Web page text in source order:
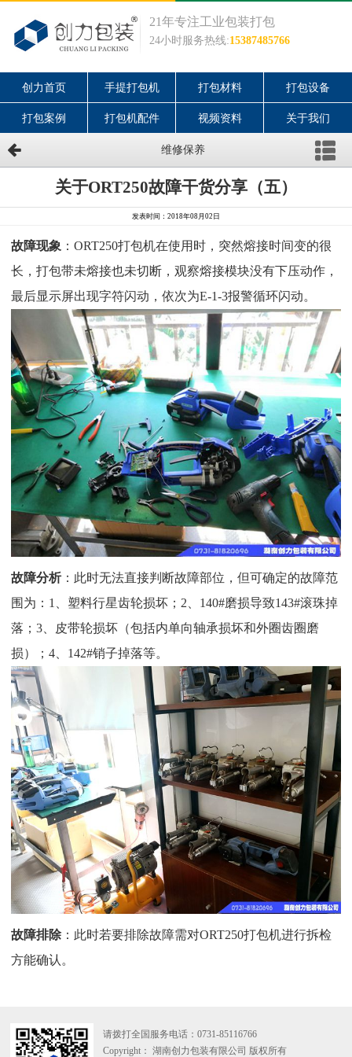
21年专注工业包装打包
24小时服务热线:15387485766
创力首页 手提打包机 打包材料 打包设备
打包案例 打包机配件 视频资料 关于我们
维修保养
关于ORT250故障干货分享（五）
发表时间：2018年08月02日
故障现象 ： ORT250打包机在使用时，突然熔接时间变的很
长，打包带未熔接也未切断，观察熔接模块没有下压动作，
最后显示屏出现字符闪动，依次为E-1-3报警循环闪动。
故障分析：此时无法直接判断故障部位，但可确定的故障范
围为： 1、塑料行星齿轮损坏；2、140#磨损导致143#滚珠掉
落；3、皮带轮损坏（包括内单向轴承损坏和外圈齿圈磨
损）；4、142#销子掉落等。
故障排除：此时若要排除故障需对ORT250打包机进行拆检
方能确认。
请拨打全国服务电话：0731-85116766
Copyright： 湖南创力包装有限公司 版权所有